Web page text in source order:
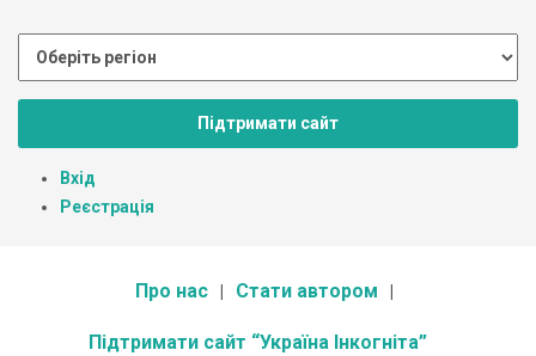
Підтримати сайт
Вхід
Реєстрація
Про нас Стати автором
Підтримати сайт “Україна Інкогніта”